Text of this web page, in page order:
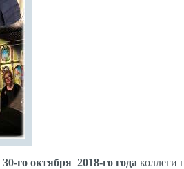
30-го ок­тября 2018-го го­да кол­ле­ги